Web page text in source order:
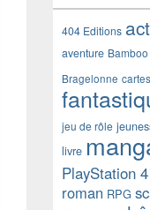
404 Editions
aventure Bamboo
Bragelonne cartes
jeu de rôle
livre
PlayStation 4
roman RPG